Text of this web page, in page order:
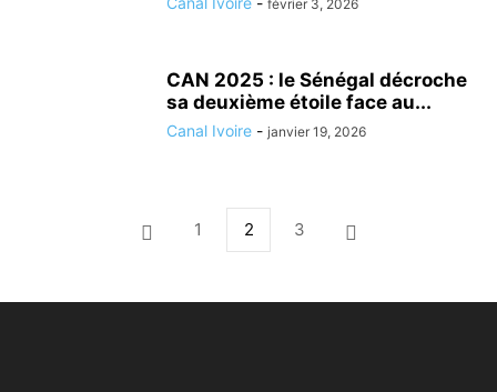
février 3, 2026
CAN 2025 : le Sénégal décroche
sa deuxième étoile face au...
Canal Ivoire - janvier 19, 2026
1 2 3